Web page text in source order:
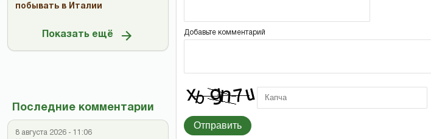
побывать в Италии
Показать ещё
Последние комментарии
8 августа 2026 - 11:06
Добавьте комментарий
Отправить